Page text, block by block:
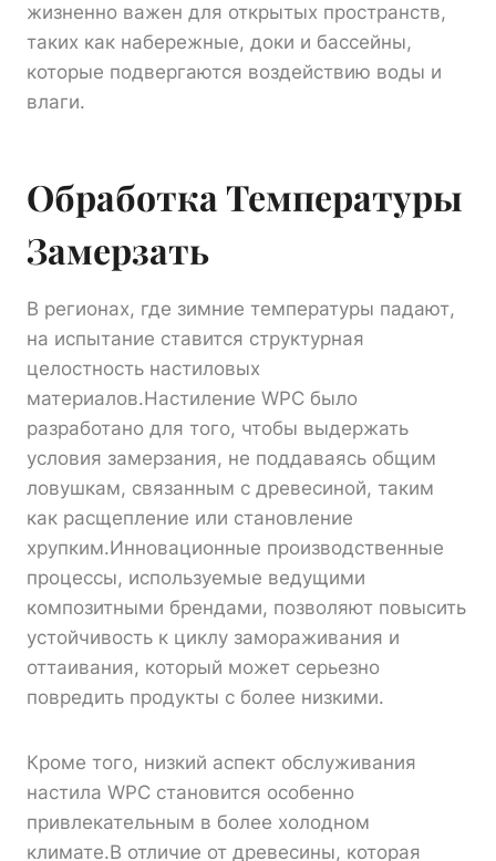
жизненно важен для открытых пространств,
таких как набережные, доки и бассейны,
которые подвергаются воздействию воды и
влаги.
Обработка Температуры
Замерзать
В регионах, где зимние температуры падают,
на испытание ставится структурная
целостность настиловых
материалов.Настиление WPC было
разработано для того, чтобы выдержать
условия замерзания, не поддаваясь общим
ловушкам, связанным с древесиной, таким
как расщепление или становление
хрупким.Инновационные производственные
процессы, используемые ведущими
композитными брендами, позволяют повысить
устойчивость к циклу замораживания и
оттаивания, который может серьезно
повредить продукты с более низкими.
Кроме того, низкий аспект обслуживания
настила WPC становится особенно
привлекательным в более холодном
климате.В отличие от древесины, которая